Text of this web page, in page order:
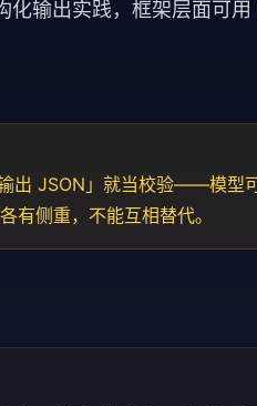
化输出实践，框架层面可用
出 JSON」就当校验——模型
有侧重，不能互相替代。